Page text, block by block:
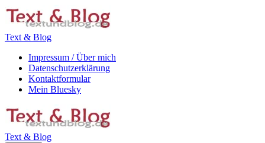
Zum
Inhalt
Text & Blog
Impressum / Über mich
Datenschutzerklärung
Kontaktformular
Mein Bluesky
Text & Blog